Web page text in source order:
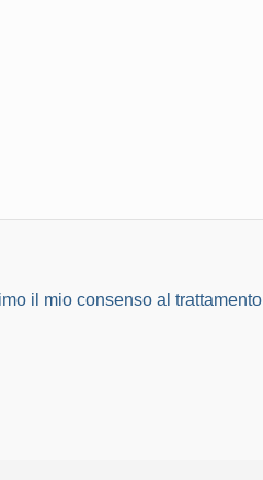
il mio consenso al trattamento